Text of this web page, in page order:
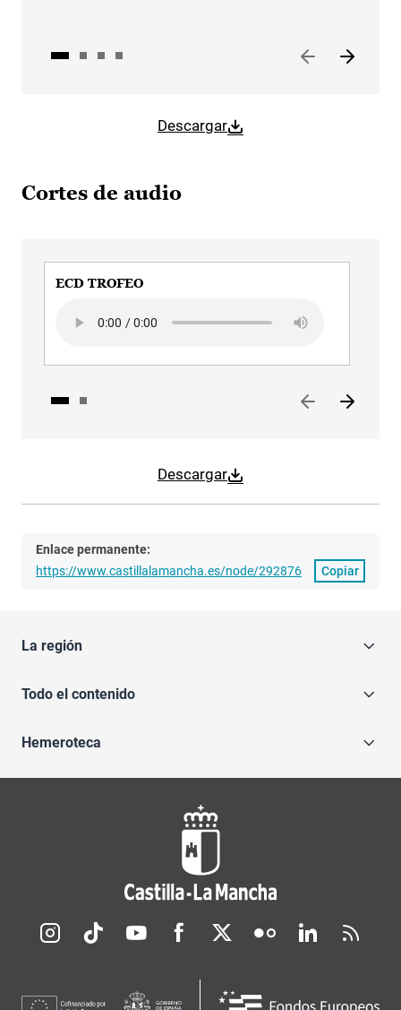
Descargar
Cortes de audio
Descargar
ECD TROFEO
Enlace permanente:
https://www.castillalamancha.es/node/292876
Copiar
La región
Todo el contenido
Hemeroteca
Redes sociales JCCM